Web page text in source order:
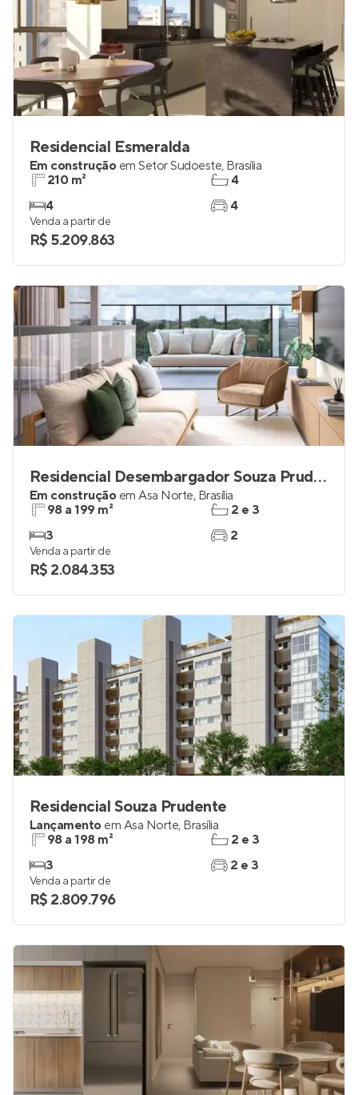
Residencial Esmeralda
Em construção em Setor Sudoeste, Brasília
210 m²
4
4
4
Venda a partir de
R$ 5.209.863
Residencial Desembargador Souza Prudente
Em construção em Asa Norte, Brasília
98 a 199 m²
3
2 e 3
2
Venda a partir de
R$ 2.084.353
Residencial Souza Prudente
Lançamento em Asa Norte, Brasília
98 a 198 m²
3
2 e 3
2 e 3
Venda a partir de
R$ 2.809.796